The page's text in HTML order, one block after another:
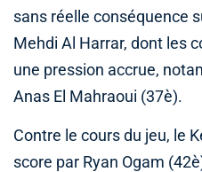
sans réelle conséquence
Mehdi Al Harrar, dont les
une pression accrue,
Anas El Mahraoui (37è).
Contre le cours du jeu, le
score par Ryan Ogam